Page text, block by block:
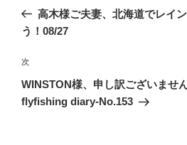
ナ
ゲ
ー
シ
の
投
高木様ご夫妻、北海道でレイ
う！08/27
次
の
投
次
WINSTON様、申し訳ございませ
flyfishing diary-No.153